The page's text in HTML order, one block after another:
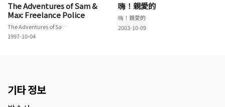
The Adventures of Sam &
Max: Freelance Police
The Adventures of Sam & Max: Freelance Police
1997-10-04
嗨！親愛的
嗨！親愛的
2003-10-09
기타 정보